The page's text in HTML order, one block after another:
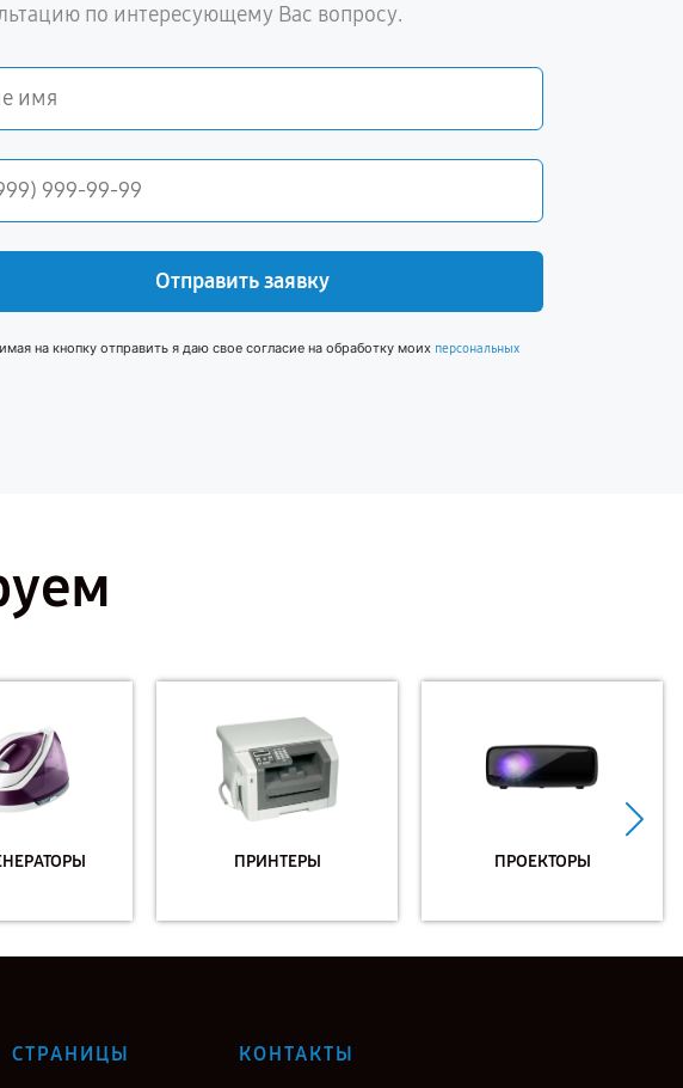
по интересующему Вас вопросу.
Отправить заявку
на кнопку отправить я даю свое согласие на обработку моих персональных
ПРИНТЕРЫ ПРОЕКТОРЫ
СТРАНИЦЫ КОНТАКТЫ